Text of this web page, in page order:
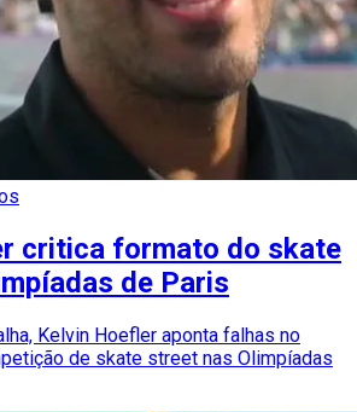
critica formato do skate
de Paris
Kelvin Hoefler aponta falhas no
de skate street nas Olimpíadas